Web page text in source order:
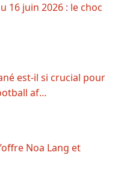
16 juin 2026 : le choc
est-il si crucial pour
af…
Noa Lang et